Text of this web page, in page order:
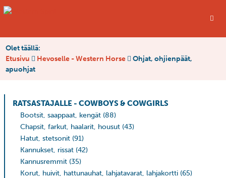
Olet täällä:
Etusivu
Hevoselle - Western Horse
Ohjat, ohjienpäät,
apuohjat
RATSASTAJALLE - COWBOYS & COWGIRLS
Bootsit, saappaat, kengät (88)
Chapsit, farkut, haalarit, housut (43)
Hatut, stetsonit (91)
Kannukset, rissat (42)
Kannusremmit (35)
Korut, huivit, hattunauhat, lahjatavarat, lahjakortti (65)